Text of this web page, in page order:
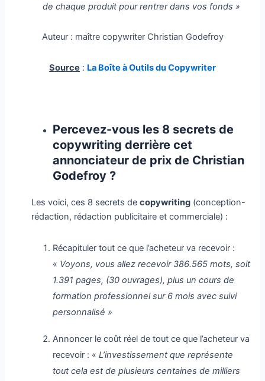
de chaque produit pour rentrer dans vos fonds »
Auteur : maître copywriter Christian Godefroy
Source : La Boîte à Outils du Copywriter
Percevez-vous les 8 secrets de
copywriting derrière cet
annonciateur de prix de Christian
Godefroy ?
Les voici, ces 8 secrets decopywriting (conception-
rédaction, rédaction publicitaire et commerciale) :
Récapituler tout ce que l’acheteur va recevoir :
« Voyons, vous allez recevoir 386.565 mots, soit
1.391 pages, (30 ouvrages), plus un cours de
formation professionnel sur 6 mois avec suivi
personnalisé »
Annoncer le coût réel de tout ce que l’acheteur va
recevoir : «L’investissement que représente
tout cela est de plusieurs centaines de milliers